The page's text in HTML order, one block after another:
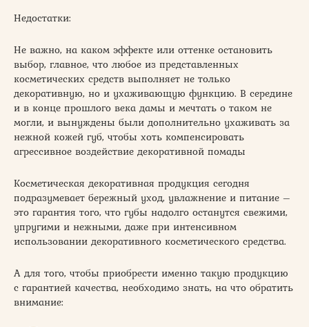
Недостатки:
Не важно, на каком эффекте или оттенке остановить
выбор, главное, что любое из представленных
косметических средств выполняет не только
декоративную, но и ухаживающую функцию. В середине
и в конце прошлого века дамы и мечтать о таком не
могли, и вынуждены были дополнительно ухаживать за
нежной кожей губ, чтобы хоть компенсировать
агрессивное воздействие декоративной помады
Косметическая декоративная продукция сегодня
подразумевает бережный уход, увлажнение и питание –
это гарантия того, что губы надолго останутся свежими,
упругими и нежными, даже при интенсивном
использовании декоративного косметического средства.
А для того, чтобы приобрести именно такую продукцию
с гарантией качества, необходимо знать, на что обратить
внимание: